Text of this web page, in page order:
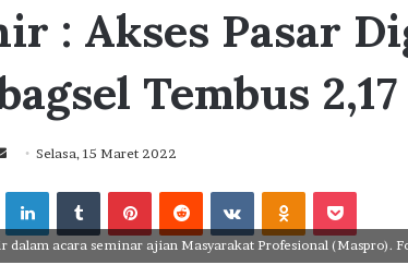
: Akses Pasar
Tembus
Send
email
Selasa, 15 Maret 2022
LinkedInTumblrPinterestReddit VKontakteOdnoklassniki
Pocket
dalam acara seminar ajian Masyarakat Profesional (Maspro).